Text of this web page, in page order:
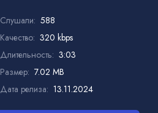
Слушали: 588
Качество: 320 kbps
Длительность: 3:03
Размер: 7.02 MB
Дата релиза: 13.11.2024